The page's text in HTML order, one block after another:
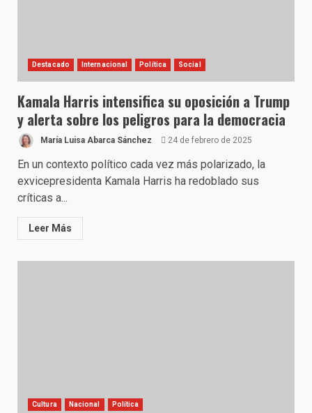
Destacado Internacional Política Social
Kamala Harris intensifica su oposición a Trump
y alerta sobre los peligros para la democracia
María Luisa Abarca Sánchez 24 de febrero de 2025
En un contexto político cada vez más polarizado, la
exvicepresidenta Kamala Harris ha redoblado sus
críticas a...
Leer Más
Cultura Nacional Política